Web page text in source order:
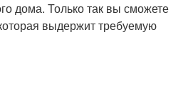
дома. Только так вы сможете
выдержит требуемую